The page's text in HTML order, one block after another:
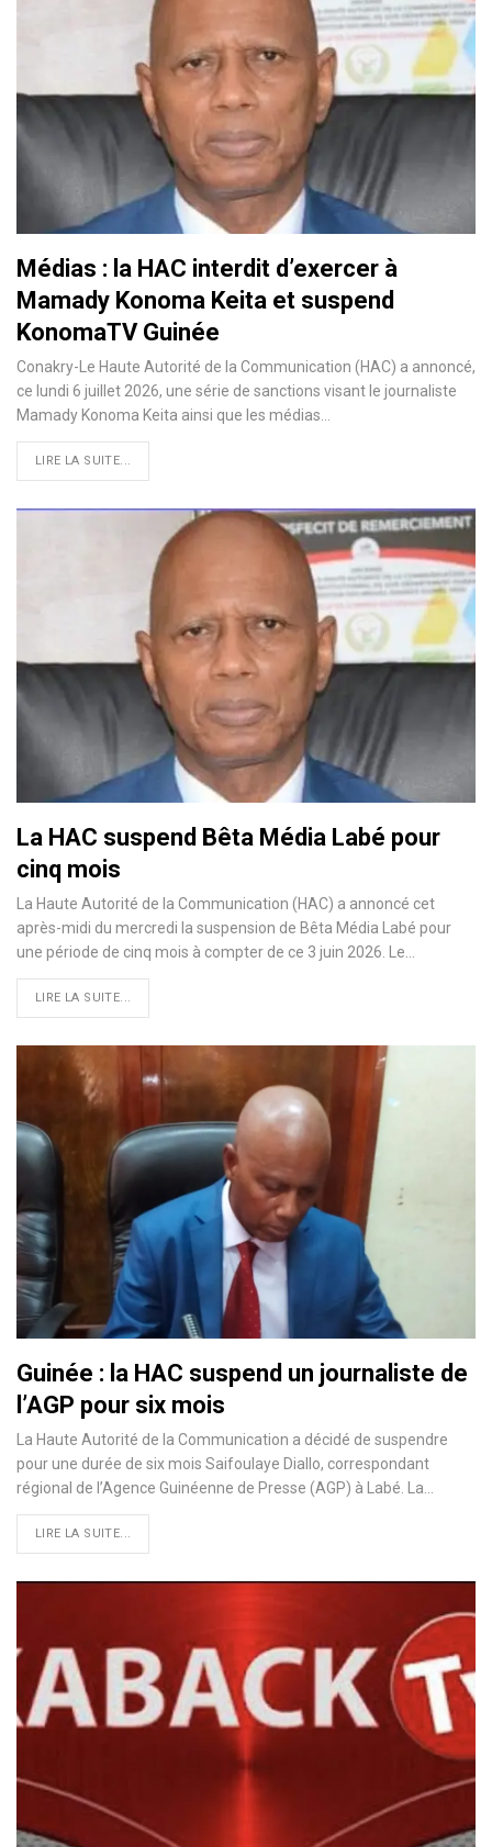
Médias : la HAC interdit d’exercer à
Mamady Konoma Keita et suspend
KonomaTV Guinée
Conakry-Le Haute Autorité de la Communication (HAC) a annoncé,
ce lundi 6 juillet 2026, une série de sanctions visant le journaliste
Mamady Konoma Keita ainsi que les médias…
LIRE LA SUITE...
La HAC suspend Bêta Média Labé pour
cinq mois
La Haute Autorité de la Communication (HAC) a annoncé cet
après-midi du mercredi la suspension de Bêta Média Labé pour
une période de cinq mois à compter de ce 3 juin 2026. Le…
LIRE LA SUITE...
Guinée : la HAC suspend un journaliste de
l’AGP pour six mois
La Haute Autorité de la Communication a décidé de suspendre
pour une durée de six mois Saifoulaye Diallo, correspondant
régional de l’Agence Guinéenne de Presse (AGP) à Labé. La…
LIRE LA SUITE...